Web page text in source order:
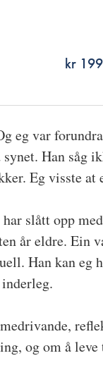
kr 199
eg var
Han såg
Eg visste at
slått opp
år eldre. Ein
Han kan eg
og om å